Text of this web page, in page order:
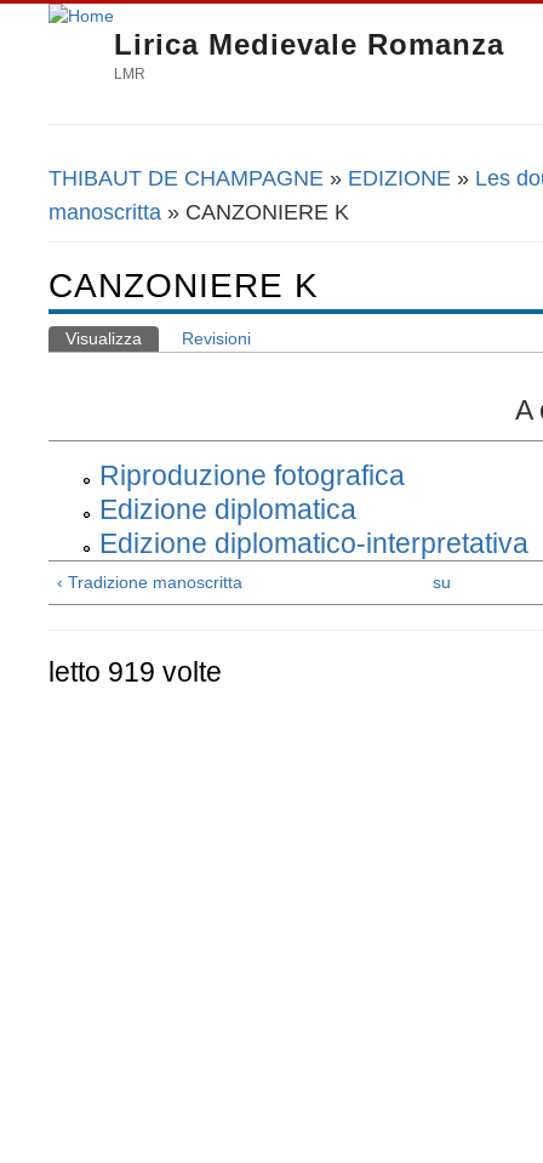
Lirica Medievale Romanza
LMR
Tu sei qui
THIBAUT DE CHAMPAGNE » EDIZIONE » Les
manoscritta » CANZONIERE K
CANZONIERE K
Schede primarie
Visualizza (scheda attiva)
Revisioni
A
Riproduzione fotografica
Edizione diplomatica
Edizione diplomatico-interpretativa
‹ Tradizione manoscritta su
letto 919 volte